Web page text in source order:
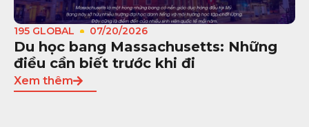
195 GLOBAL 07/20/2026
Du học bang Massachusetts: Những
điều cần biết trước khi đi
Xem thêm